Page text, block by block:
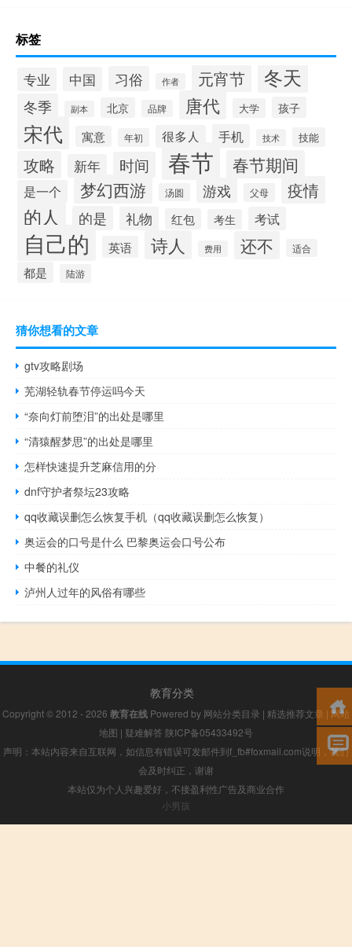
标签
专业 中国 习俗 作者 元宵节 冬天
冬季 副本 北京 品牌 唐代 大学 孩子
宋代 寓意 年初 很多人 手机 技术 技能
攻略 新年 时间 春节 春节期间
是一个 梦幻西游 汤圆 游戏 父母 疫情
的人 的是 礼物 红包 考生 考试
自己的 英语 诗人 费用 还不 适合
都是 陆游
猜你想看的文章
gtv攻略剧场
芜湖轻轨春节停运吗今天
“奈向灯前堕泪”的出处是哪里
“清猿醒梦思”的出处是哪里
怎样快速提升芝麻信用的分
dnf守护者祭坛23攻略
qq收藏误删怎么恢复手机（qq收藏误删怎么恢复）
奥运会的口号是什么 巴黎奥运会口号公布
中餐的礼仪
泸州人过年的风俗有哪些
教育分类
Copyright © 2012 - 2026 教育在线 Powered by 网站分类目录 | 精选推荐文章 | 网站
地图 | 疑难解答 陕ICP备05433492号
声明：本站内容来自互联网，如信息有错误可发邮件到f_fb#foxmail.com说明，我们
会及时纠正，谢谢
本站仅为个人兴趣爱好，不接盈利性广告及商业合作
小男孩